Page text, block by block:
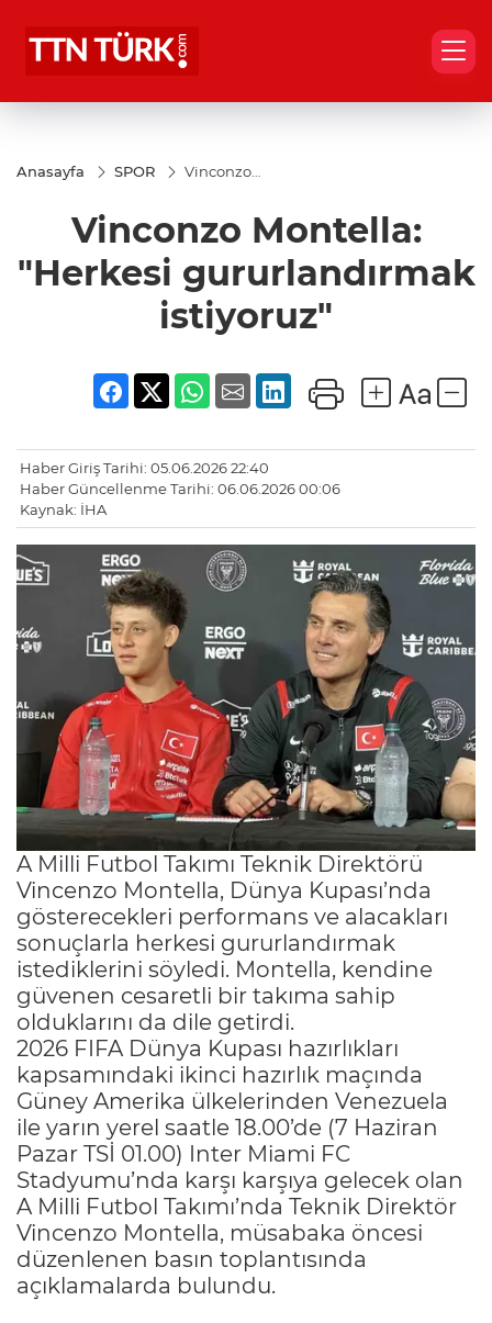
Anasayfa SPOR
Vinconzo
gururlandırmak
istiyoruz"
Vinconzo Montella:
"Herkesi gururlandırmak
istiyoruz"
Haber Giriş Tarihi: 05.06.2026 22:40
Haber Güncellenme Tarihi: 06.06.2026 00:06
Kaynak: İHA
A Milli Futbol Takımı Teknik Direktörü
Vincenzo Montella, Dünya Kupası’nda
gösterecekleri performans ve alacakları
sonuçlarla herkesi gururlandırmak
istediklerini söyledi. Montella, kendine
güvenen cesaretli bir takıma sahip
olduklarını da dile getirdi.
2026 FIFA Dünya Kupası hazırlıkları
kapsamındaki ikinci hazırlık maçında
Güney Amerika ülkelerinden Venezuela
ile yarın yerel saatle 18.00’de (7 Haziran
Pazar TSİ 01.00) Inter Miami FC
Stadyumu’nda karşı karşıya gelecek olan
A Milli Futbol Takımı’nda Teknik Direktör
Vincenzo Montella, müsabaka öncesi
düzenlenen basın toplantısında
açıklamalarda bulundu.